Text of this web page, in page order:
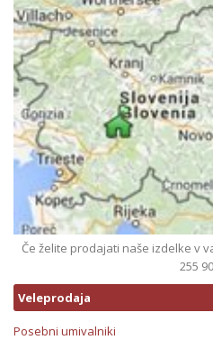
Če želite prodajati naše izdelke v
255
Veleprodaja
Posebni umivalniki